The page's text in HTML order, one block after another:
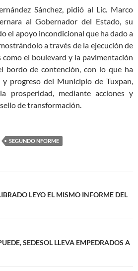
Sánchez, pidió al Lic. Marco
al Gobernador del Estado, su
el apoyo incondicional que ha dado a
a través de la ejecución de
el boulevard y la pavimentación
bordo de contención, con lo que ha
progreso del Municipio de Tuxpan,
prosperidad, mediante acciones y
de transformación.
SEGUNDO NFORME
LEYO EL MISMO INFORME DEL
SEDESOL LLEVA EMPEDRADOS A